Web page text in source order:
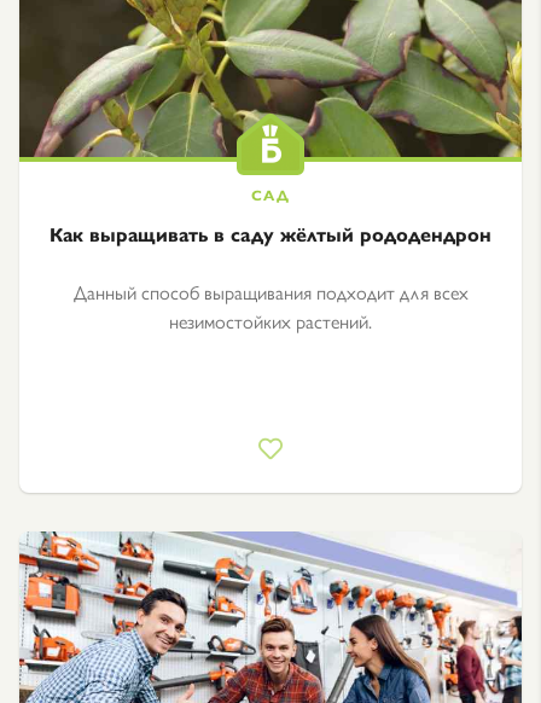
Как выращивать в саду жёлтый рододендрон
Данный способ выращивания подходит для всех
незимостойких растений.